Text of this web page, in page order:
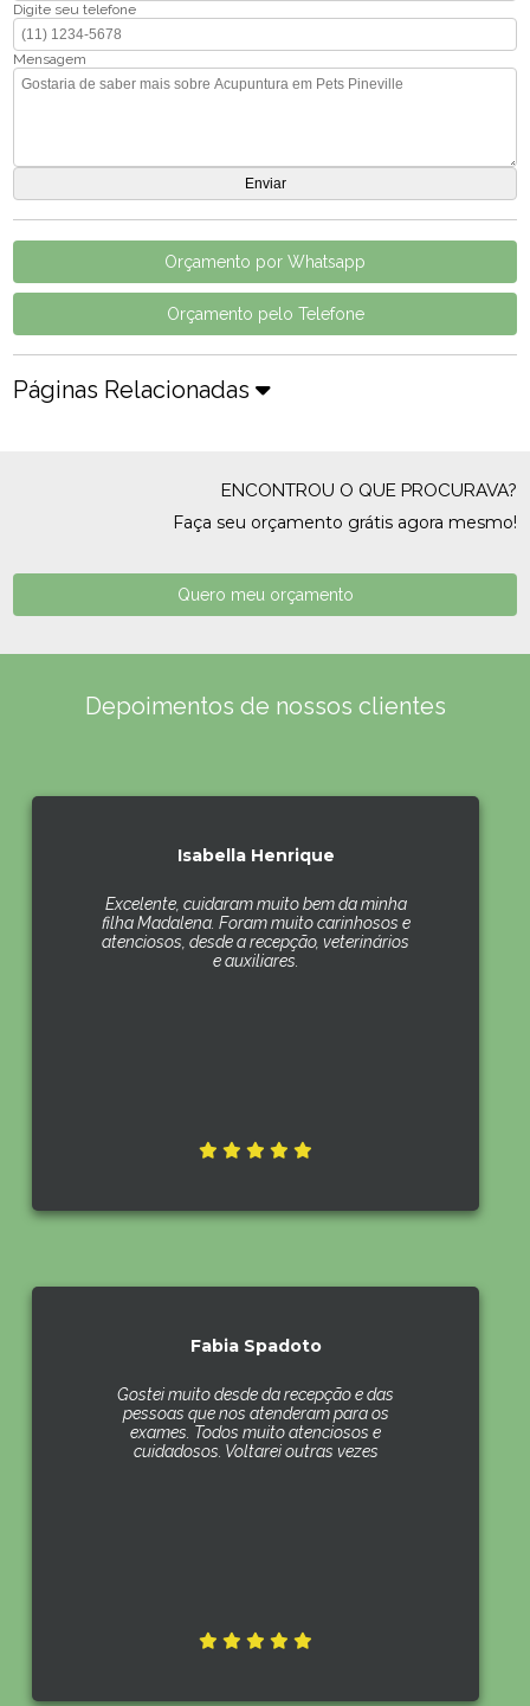
Digite seu telefone
Mensagem
Orçamento por Whatsapp
Orçamento pelo Telefone
Páginas Relacionadas
ENCONTROU O QUE PROCURAVA?
Faça seu orçamento grátis agora mesmo!
Quero meu orçamento
Depoimentos de nossos clientes
Isabella Henrique
Excelente, cuidaram muito bem da minha
filha Madalena. Foram muito carinhosos e
atenciosos, desde a recepção, veterinários
e auxiliares.
Fabia Spadoto
Gostei muito desde da recepção e das
pessoas que nos atenderam para os
exames. Todos muito atenciosos e
cuidadosos. Voltarei outras vezes